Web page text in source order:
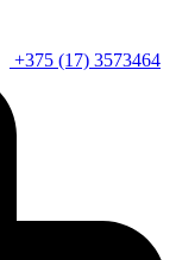
+375 (17) 3573464